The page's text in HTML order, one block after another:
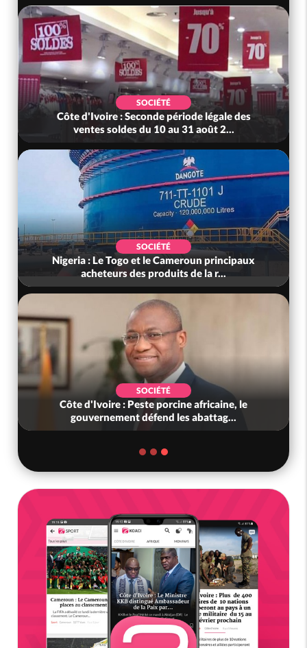
SOCIÉTÉ
Côte d'Ivoire : Seconde période légale des
ventes soldes du 10 au 31 août 2...
SOCIÉTÉ
Nigeria : Le Togo et le Cameroun principaux
acheteurs des produits de la r...
SOCIÉTÉ
Côte d'Ivoire : Peste porcine africaine, le
gouvernement défend les abattag...